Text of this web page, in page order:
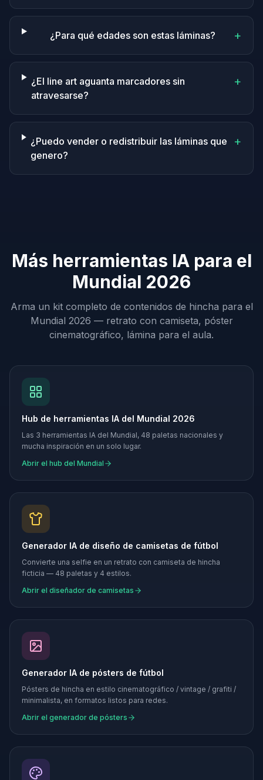
¿Para qué edades son estas láminas? +
¿El line art aguanta marcadores sin
atravesarse?
+
¿Puedo vender o redistribuir las láminas que
genero?
+
Más herramientas IA para el
Mundial 2026
Arma un kit completo de contenidos de hincha para el
Mundial 2026 — retrato con camiseta, póster
cinematográfico, lámina para el aula.
Hub de herramientas IA del Mundial 2026
Las 3 herramientas IA del Mundial, 48 paletas nacionales y
mucha inspiración en un solo lugar.
Abrir el hub del Mundial
Generador IA de diseño de camisetas de fútbol
Convierte una selfie en un retrato con camiseta de hincha
ficticia — 48 paletas y 4 estilos.
Abrir el diseñador de camisetas
Generador IA de pósters de fútbol
Pósters de hincha en estilo cinematográfico / vintage / grafiti /
minimalista, en formatos listos para redes.
Abrir el generador de pósters